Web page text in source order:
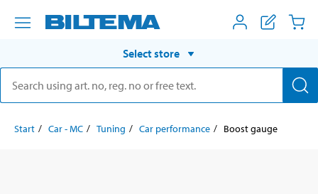
Select store
Start Car - MC Tuning Car performance Boost gauge